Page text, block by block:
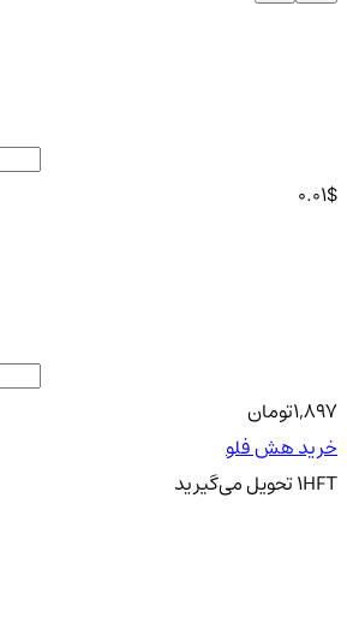
0.01$
1,897تومان
خرید هش فلو
1HFTتحویلمی‌گیرید